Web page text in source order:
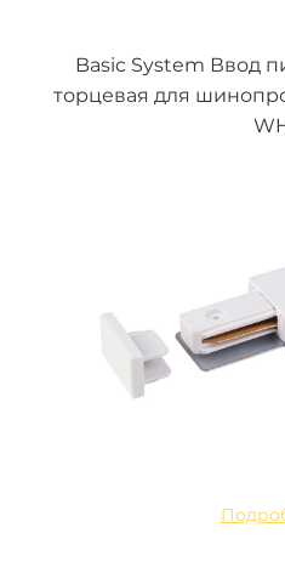
Basic System Ввод
торцевая для